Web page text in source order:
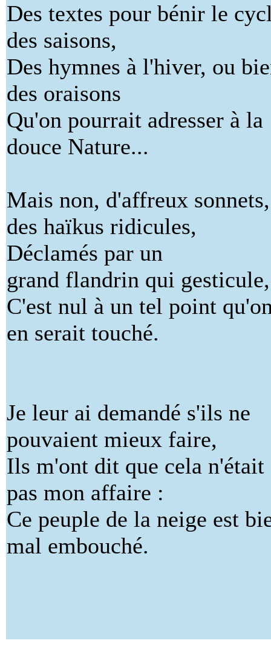
Des textes pour bénir le
des saisons,
Des hymnes à l'hiver, ou
des oraisons
Qu'on pourrait adresser à la
douce Nature...
Mais non, d'affreux sonnets,
des haïkus ridicules,
Déclamés par un
grand flandrin qui gesticule,
C'est nul à un tel point
en serait touché.
Je leur ai demandé s'ils ne
pouvaient mieux faire,
Ils m'ont dit que cela n'était
pas mon affaire :
Ce peuple de la neige est
mal embouché.